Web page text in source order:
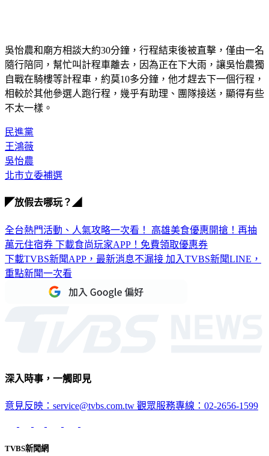
吳怡農和廟方相談大約30分鐘，行程結束後被直擊，僅由一名
隨行陪同，幫忙叫計程車離去，因為正在下大雨，讓吳怡農獨
自戰在騎樓等計程車，約莫10多分鐘，他才趕去下一個行程，
相較於其他參選人跑行程，幾乎有助理、團隊接送，顯得有些
不太一樣。
民進黨
王鴻薇
吳怡農
北市立委補選
◤放假去哪玩？◢
全台熱門活動、人氣攻略一次看！ 高雄美食優惠開搶！再抽
萬元住宿券 下載食尚玩家APP！免費領取優惠券
下載TVBS新聞APP，最新消息不漏接 加入TVBS新聞LINE，
重點新聞一次看
深入時事，一觸即見
意見反映：service@tvbs.com.tw 觀眾服務專線：02-2656-1599
TVBS新聞網